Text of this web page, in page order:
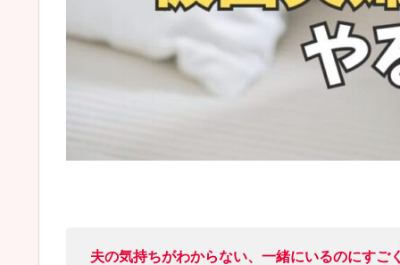
夫の気持ちがわからない、一緒にいるのにすご